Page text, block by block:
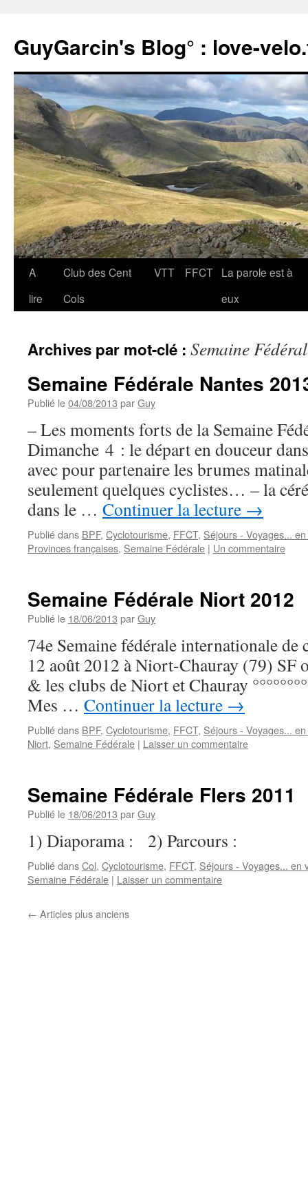
contenu
GuyGarcin's Blog° : love-
A
lire
Club des Cent
Cols
VTT FFCT La parole est à
eux
Archives par mot-clé : Semaine
Semaine Fédérale Nantes
Publié le04/08/2013 parGuy
– Les moments forts de la Semaine
Dimanche 4 : le départ en douceur
avec pour partenaire les brumes
seulement quelques cyclistes… – la
dans le … Continuer la lecture →
Publié dans BPF, Cyclotourisme, FFCT, Séjours - Voyages...
Provinces françaises, Semaine Fédérale | Un commentaire
Semaine Fédérale Niort 2012
Publié le 18/06/2013 parGuy
74e Semaine fédérale internationale
12 août 2012 à Niort-Chauray (79) SF
& les clubs de Niort et
Mes … Continuer la lecture →
Publié dans BPF, Cyclotourisme, FFCT, Séjours - Voyages...
Niort, Semaine Fédérale | Laisser un commentaire
Semaine Fédérale Flers 2011
Publié le 18/06/2013 parGuy
1) Diaporama : 2) Parcours :
Publié dansCol, Cyclotourisme, FFCT, Séjours - Voyages... en
Semaine Fédérale | Laisser un commentaire
← Articles plus anciens